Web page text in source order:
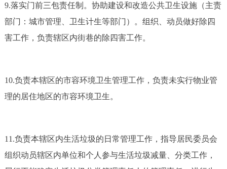
9.落实门前三包责任制。协助建设和改造公共卫生设施（主责
部门：城市管理、卫生计生等部门）。组织、动员做好除四
害工作，负责辖区内街巷的除四害工作。
10.负责本辖区的市容环境卫生管理工作，负责未实行物业管
理的居住地区的市容环境卫生。
11.负责本辖区内生活垃圾的日常管理工作，指导居民委员会
组织动员辖区内单位和个人参与生活垃圾减量、分类工作，